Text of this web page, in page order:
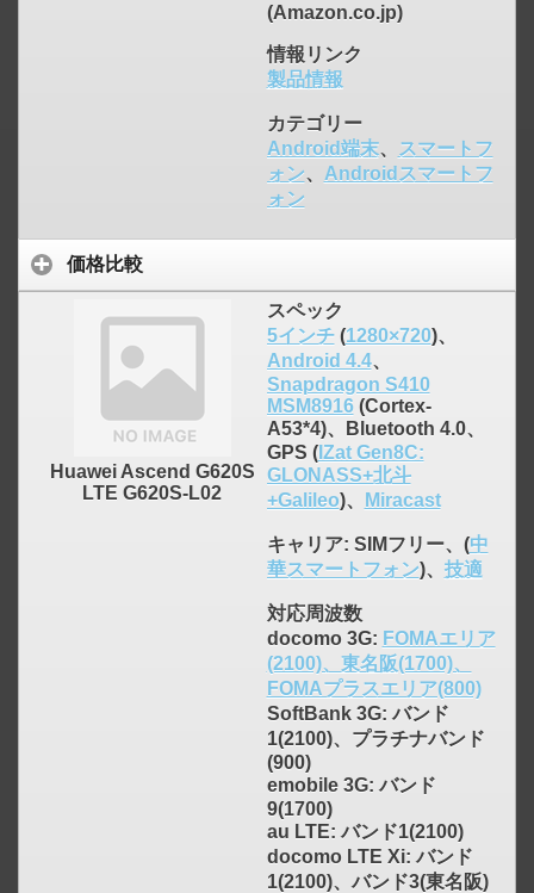
(Amazon.co.jp)
情報リンク
製品情報
カテゴリー
Android端末、
スマートフ
ォン、 Androidスマートフ
ォン
価格比較
Huawei Ascend G620S
LTE G620S-L02
スペック
5インチ(1280×720)、
Android 4.4、
Snapdragon S410
MSM8916(Cortex-
A53*4)、Bluetooth 4.0、
GPS (IZat Gen8C:
GLONASS+北斗
+Galileo)、 Miracast
キャリア: SIMフリー、(中
華スマートフォン)、 技適
対応周波数
docomo 3G: FOMAエリア
(2100)、東名阪(1700)、
FOMAプラスエリア(800)
SoftBank 3G: バンド
1(2100)、プラチナバンド
(900)
emobile 3G: バンド
9(1700)
au LTE: バンド1(2100)
docomo LTE Xi: バンド
1(2100)、バンド3(東名阪)
click to expand contents